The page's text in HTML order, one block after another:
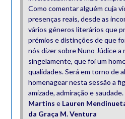
Como comentar alguém cuja
presenças reais, desde as
vários géneros literários que
prémios e distinções de que
nós dizer sobre Nuno Júdice a
singelamente, que foi um
qualidades. Será em torno de
homenagear nesta sessão a
amizade, admiração e
Martins e Lauren
da Graça M. Ventura